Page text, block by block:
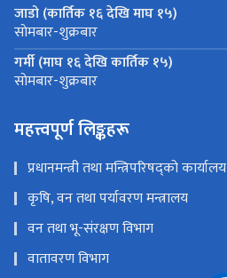
जाडो (कार्तिक १६ देखि माघ १५)
साेमबार-शुक्रबार
गर्मी (माघ १६ देखि कार्तिक १५)
साेमबार-शुक्रबार
महत्त्वपूर्ण लिङ्कहरू
प्रधानमन्त्री तथा मन्त्रिपरिषद्को कार्यालय
कृषि, वन तथा पर्यावरण मन्त्रालय
वन तथा भू-संरक्षण विभाग
वातावरण विभाग